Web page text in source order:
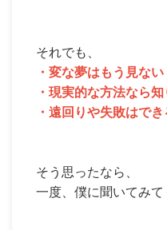
それでも、
・変な夢はもう見ない
・現実的な方法なら
・遠回りや失敗はで
そう思ったなら、
一度、僕に聞いてみて